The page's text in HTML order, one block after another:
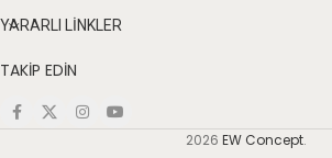
YARARLI LİNKLER
TAKİP EDİN
2026 EW Concept.